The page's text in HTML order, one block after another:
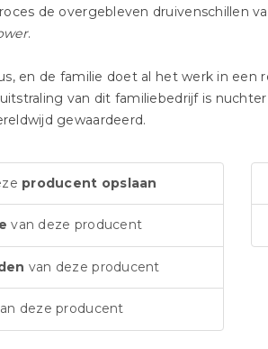
de overgebleven druivenschillen
.
en de familie doet al het werk in
van dit familiebedrijf is
gewaardeerd.
producent opslaan
van deze producent
van deze producent
deze producent